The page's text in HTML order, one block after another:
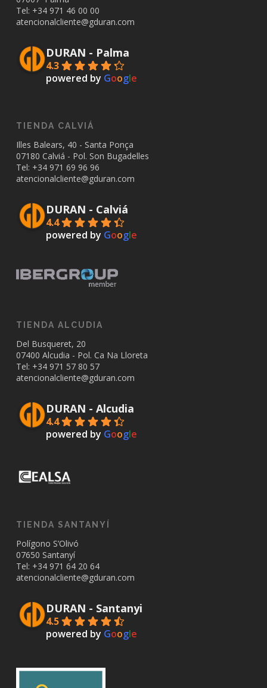
Tel: +34 971 46 00 00
atencionalcliente@gduran.com
DURAN - Palma
4.3
powered by Google
TIENDA CALVIÁ
Illes Balears, 40 - Santa Ponça
07180 Calviá - Pol. Son Bugadelles
Tel: +34 971 69 96 96
atencionalcliente@gduran.com
DURAN - Calviá
4.4
powered by Google
TIENDA ALCUDIA
Del Busqueret, 20
07400 Alcudia - Pol. Ca Na Lloreta
Tel: +34 971 57 80 57
atencionalcliente@gduran.com
DURAN - Alcudia
4.4
powered by Google
TIENDA SANTANYÍ
Polígono S’Olivó
07650 Santanyí
Tel: +34 971 64 20 64
atencionalcliente@gduran.com
DURAN - Santanyi
4.5
powered by Google